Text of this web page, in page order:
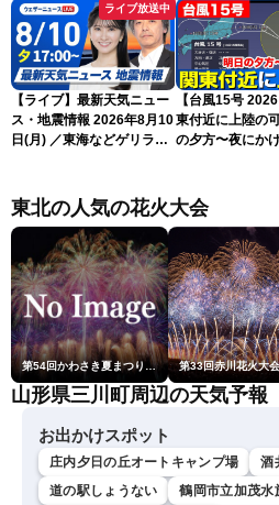
ライブ放送中
【ライブ】最新天気ニュー
ス・地震情報 2026年8月10
日(月) ／東海などゲリラ雷
ュースLiVEイブニング・駒
木結衣／宇野沢達也〉
【台風15号
東付近に上陸の可能
の夕方〜夜にか
東北の人気の花火大会
第54回かわさき夏まつり花火大会「おらが自慢のでっかい花火」 第33回赤川花火大会
山形県三川町周辺の天気予報
お出かけスポット
庄内夕日の丘オートキャンプ場
酒
道の駅しょうない
鶴岡市立加茂水